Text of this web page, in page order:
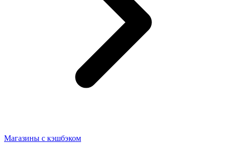
Магазины с кэшбэком